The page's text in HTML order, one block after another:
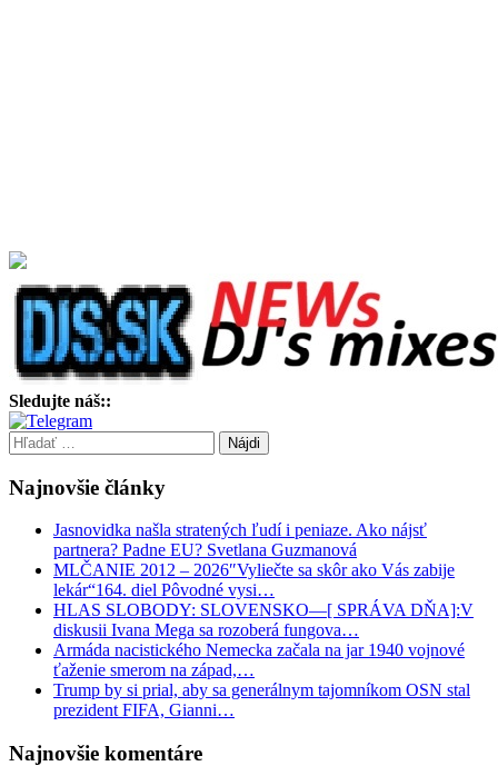
Sledujte náš::
Hľadať:
Najnovšie články
Jasnovidka našla stratených ľudí i peniaze. Ako nájsť
partnera? Padne EU? Svetlana Guzmanová
MLČANIE 2012 – 2026″Vyliečte sa skôr ako Vás zabije
lekár“164. diel Pôvodné vysi…
HLAS SLOBODY: SLOVENSKO—[ SPRÁVA DŇA]:V
diskusii Ivana Mega sa rozoberá fungova…
Armáda nacistického Nemecka začala na jar 1940 vojnové
ťaženie smerom na západ,…
Trump by si prial, aby sa generálnym tajomníkom OSN stal
prezident FIFA, Gianni…
Najnovšie komentáre